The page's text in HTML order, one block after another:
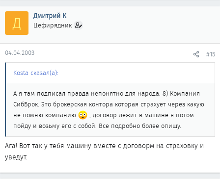
Д Дмитрий К
Цефирядник
04.04.2003 #15
Kosta сказал(а):
А я там подписал правда непонятно для народа. 8) Компания
СибБрок. Это брокерская контора которая страхует через какую
не помню компанию
, договор лежит в машине я потом
пойду и возьму его с собой. Все подробно более опишу.
Ага! Вот так у тебя машину вместе с договорм на страховку и
уведут.